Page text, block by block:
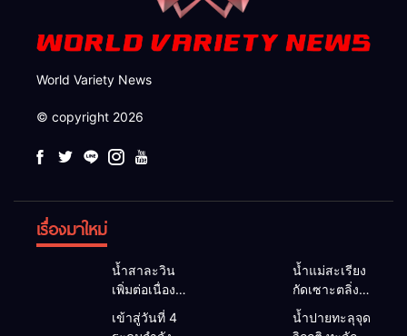
World Variety News
© copyright 2026
เรื่องมาใหม่
น้ำสาละวิน
เพิ่มต่อเนื่อง
อบต.แม่สาม
แลบเตือนชาว
น้ำแม่สะเรียง
กัดเซาะตลิ่ง
พัง 5 เมตร
หน้าดินถล่ม
เข้าสู่วันที่ 4
น้ำปายทะลุจุด